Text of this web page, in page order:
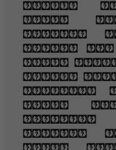
fire,
this
slowly
dream
look
once,
shadows
many
grace,